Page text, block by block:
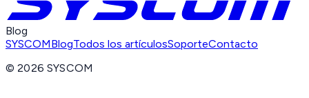
Blog
SYSCOMBlogTodos los artículosSoporteContacto
©2026 SYSCOM